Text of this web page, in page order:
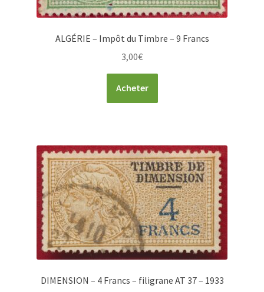
ALGÉRIE – Impôt du Timbre – 9 Francs
3,00€
Acheter
DIMENSION – 4 Francs – filigrane AT 37 – 1933